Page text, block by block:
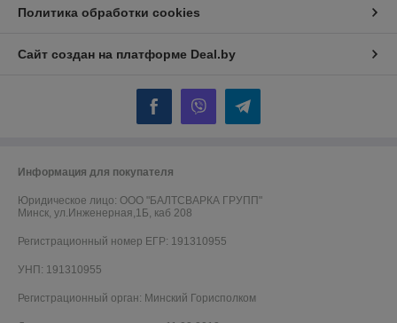
Политика обработки cookies
Сайт создан на платформе Deal.by
Информация для покупателя
Юридическое лицо: ООО "БАЛТСВАРКА ГРУПП"
Минск, ул.Инженерная,1Б, каб 208
Регистрационный номер ЕГР: 191310955
УНП: 191310955
Регистрационный орган: Минский Горисполком